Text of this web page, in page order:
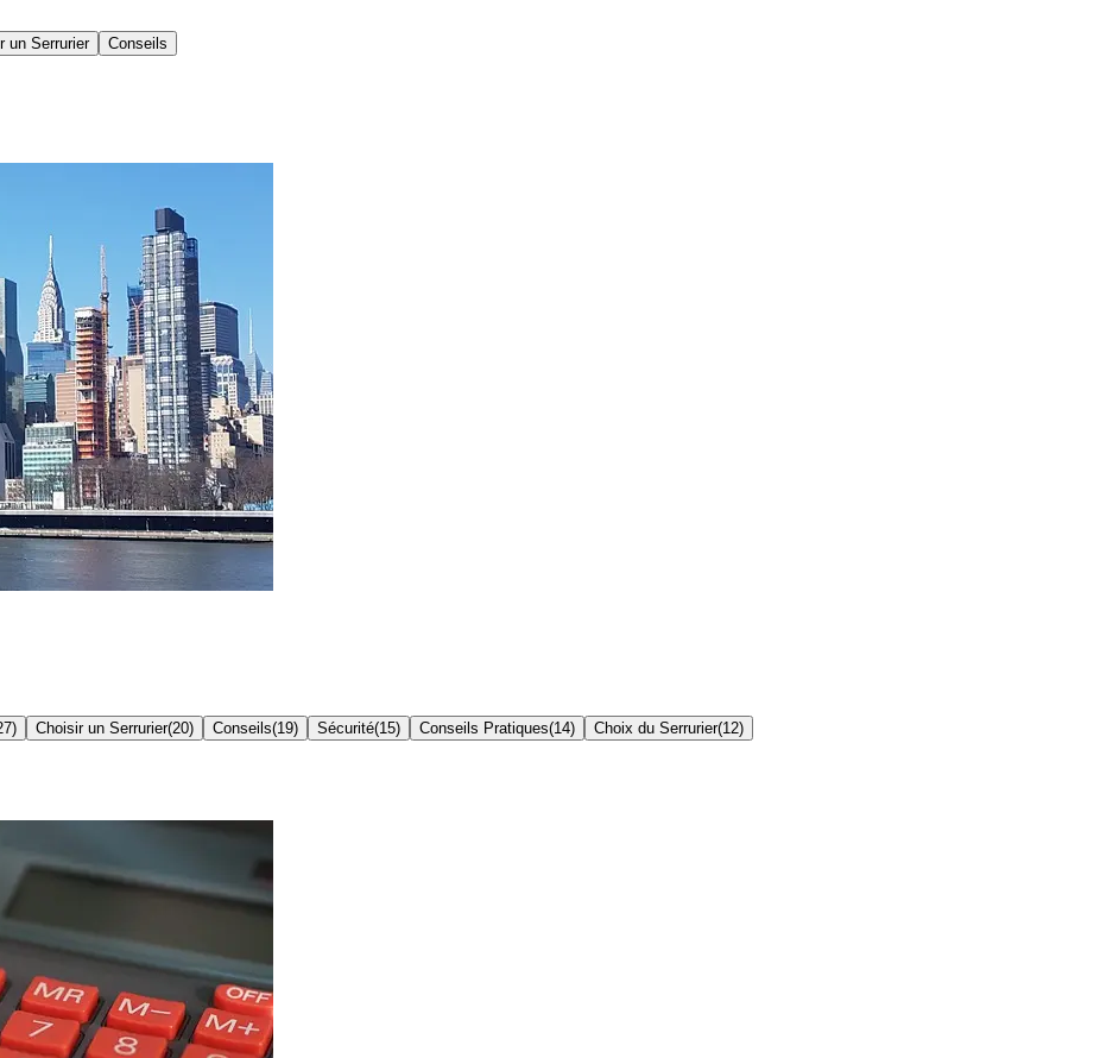
un Serrurier Conseils
) Choisir un Serrurier(20) Conseils(19) Sécurité(15) Conseils Pratiques(14) Choix du Serrurier(12)